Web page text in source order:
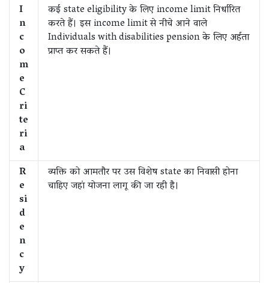
I
n
c
o
m
e
C
ri
te
ri
a
कई state eligibility के लिए income limit निर्धारित
करते हैं। इस income limit से नीचे आने वाले
Individuals with disabilities pension के लिए अर्हता
प्राप्त कर सकते हैं।
R
e
si
d
e
n
c
y
व्यक्ति को आमतौर पर उस विशेष state का निवासी होना
चाहिए जहां योजना लागू की जा रही है।